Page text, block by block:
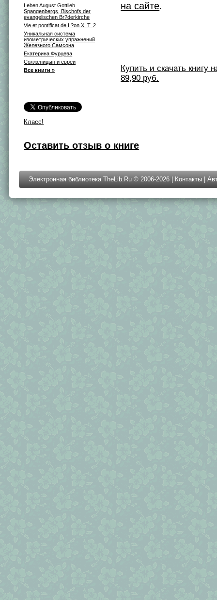
Leben August Gottlieb
Spangenbergs, Bischofs der
evangelischen Br?derkirche
Vie et pontificat de L?on X. T. 2
Уникальная система
изометрических упражнений
Железного Самсона
Екатерина Фурцева
Солженицын и евреи
Все книги »
Класс!
на сайте.
Купить и скачать книгу
89,90 руб.
Оставить отзыв о книге
Электронная библиотека TheLib.Ru © 2006-2026 | Контакты |